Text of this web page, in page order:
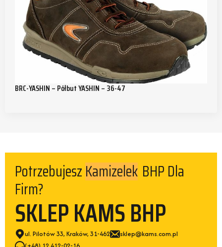
BRC-YASHIN – Półbut YASHIN – 36-47
PotrzebujeszKamizelek BHP Dla
Firm?
SKLEP KAMS BHP
ul. Pilotów 33, Kraków, 31-462
sklep@kams.com.pl